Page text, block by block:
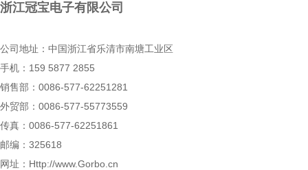
浙江冠宝电子有限公司
公司地址： 中国浙江省乐清市南塘工业区
手机：159 5877 2855
销售部： 0086-577-62251281
外贸部：0086-577-55773559
传真： 0086-577-62251861
邮编： 325618
网址： Http://www.Gorbo.cn